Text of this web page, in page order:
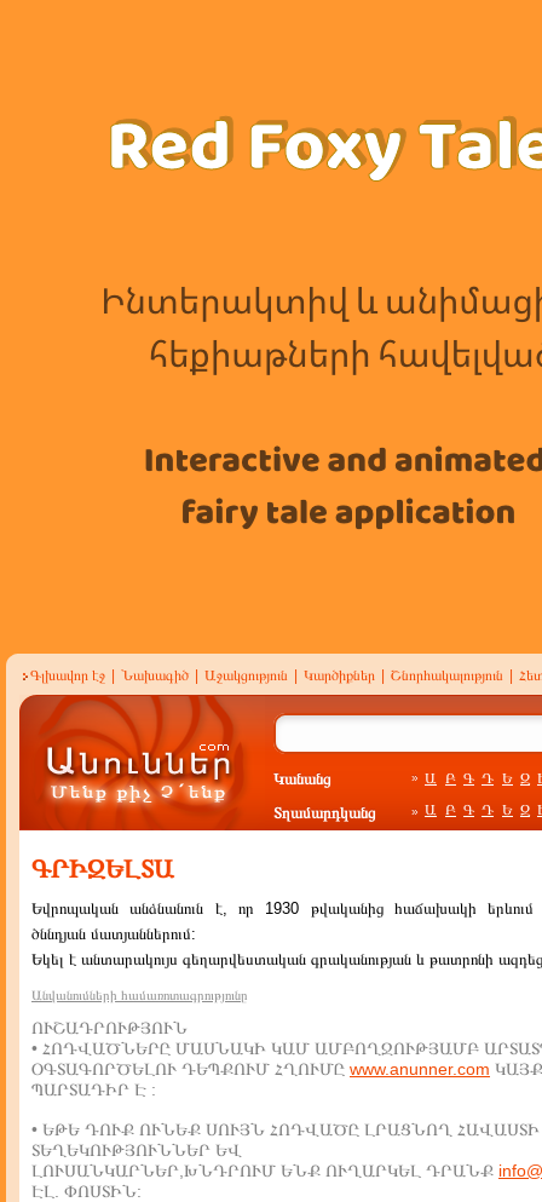
Գլխավոր էջ Նախագիծ Աջակցություն Կարծիքներ Շնորհակալություն
Կանանց » Ա Բ Գ Դ Ե Զ
Տղամարդկանց » Ա Բ Գ Դ Ե Զ
ԳՐԻԶԵԼՏԱ
Եվրոպական անձնանուն է, որ 1930 թվականից հաճախակի
ծննդյան մատյաններում:
Եկել է անտարակույս գեղարվեստական գրականության և թատրոնի
Անվանումների համառոտագրությունը
ՈՒՇԱԴՐՈՒԹՅՈՒՆ
• ՀՈԴՎԱԾՆԵՐԸ ՄԱՍՆԱԿԻ ԿԱՄ ԱՄԲՈՂՋՈՒԹՅԱՄԲ
ՕԳՏԱԳՈՐԾԵԼՈՒ ԴԵՊՔՈՒՄ ՀՂՈՒՄԸ www.anunner.com
ՊԱՐՏԱԴԻՐ Է :
• ԵԹԵ ԴՈՒՔ ՈՒՆԵՔ ՍՈՒՅՆ ՀՈԴՎԱԾԸ ԼՐԱՑՆՈՂ ՀԱՎԱՍՏԻ
ՏԵՂԵԿՈՒԹՅՈՒՆՆԵՐ ԵՎ
ԼՈՒՍԱՆԿԱՐՆԵՐ,ԽՆԴՐՈՒՄ ԵՆՔ ՈՒՂԱՐԿԵԼ ԴՐԱՆՔ
ԷԼ. ՓՈՍՏԻՆ: